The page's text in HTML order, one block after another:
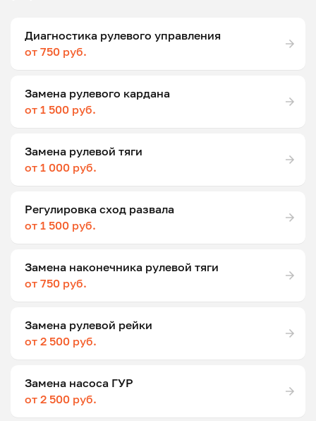
Диагностика рулевого управления
от 750 руб.
Замена рулевого кардана
от 1 500 руб.
Замена рулевой тяги
от 1 000 руб.
Регулировка сход развала
от 1 500 руб.
Замена наконечника рулевой тяги
от 750 руб.
Замена рулевой рейки
от 2 500 руб.
Замена насоса ГУР
от 2 500 руб.